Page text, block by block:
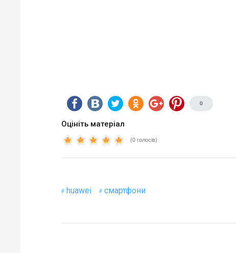
0
Оцініть матеріал
(0 голосів)
huawei смартфони